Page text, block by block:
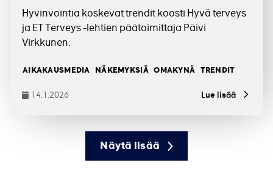
Hyvinvointia koskevat trendit koosti Hyvä terveys
ja ET Terveys -lehtien päätoimittaja Päivi
Virkkunen.
Tagit
AIKAKAUSMEDIA NÄKEMYKSIÄ OMAKYNÄ TRENDIT
Julkaistu
14.1.2026 Lue lisää
Näytä lisää